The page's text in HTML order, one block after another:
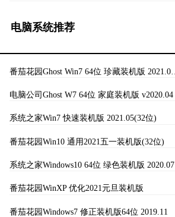
电脑系统推荐
番茄花园Ghost Win7 64位 珍藏装机版 2021.0…
电脑公司Ghost W7 64位 家庭装机版 v2020.04
系统之家Win7 快速装机版 2021.05(32位)
番茄花园Win10 通用2021五一装机版(32位)
系统之家Windows10 64位 绿色装机版 2020.07
番茄花园WinXP 优化2021元旦装机版
番茄花园Windows7 修正装机版64位 2019.11